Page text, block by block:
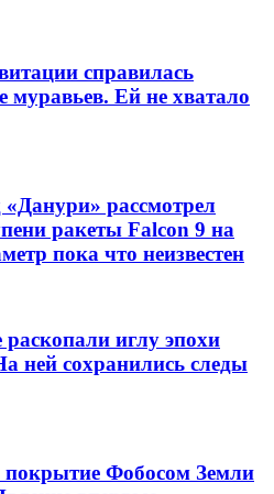
справилась
муравьев. Ей не хватало
рассмотрел
ракеты Falcon 9 на
пока что неизвестен
иглу эпохи
ней сохранились следы
покрытие Фобосом Земли